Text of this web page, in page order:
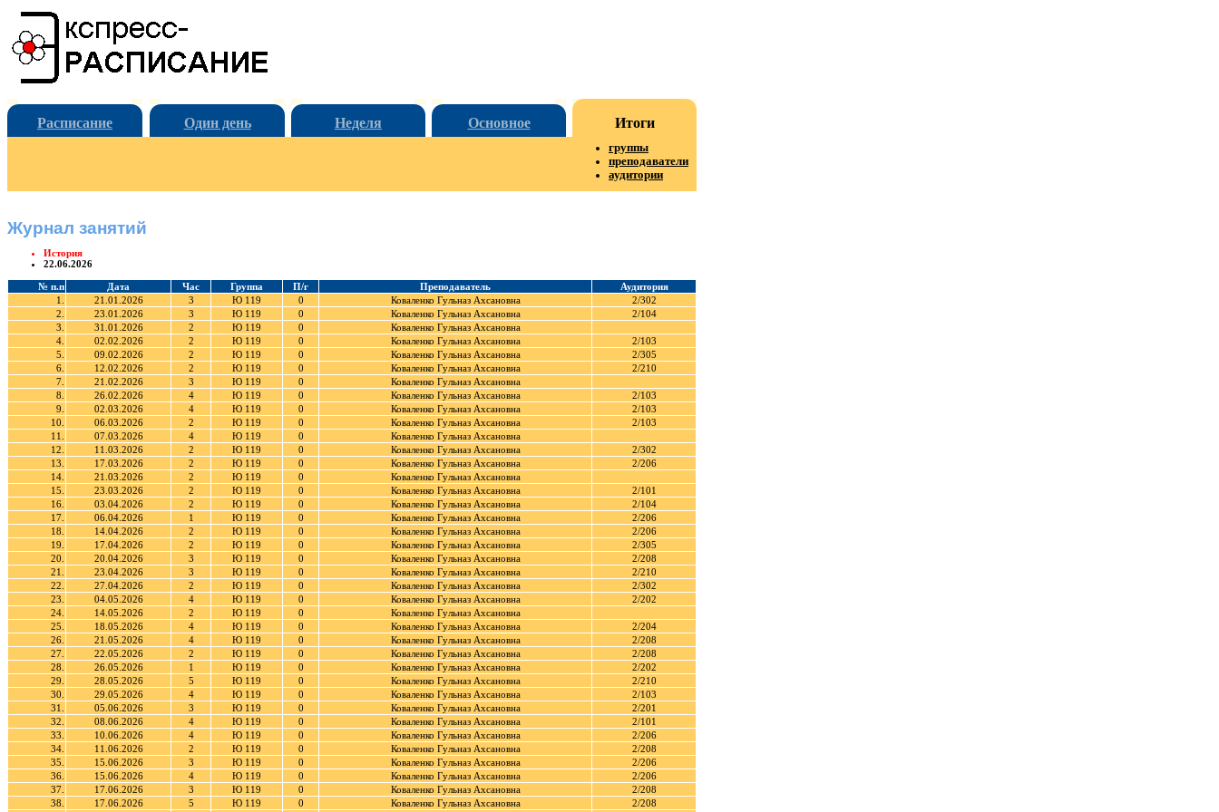
Расписание Один день Неделя Основное Итоги
группы
преподаватели
аудитории
Журнал занятий
История
22.06.2026
№ п.п Дата Час Группа П/г Преподаватель
Аудитория
1.
21.01.2026 3 Ю 119 0 Коваленко Гульназ Ахсановна
2/302
2.
23.01.2026 3 Ю 119 0 Коваленко Гульназ Ахсановна
2/104
3.
31.01.2026 2 Ю 119 0
Коваленко Гульназ Ахсановна
4.
02.02.2026 2 Ю 119 0 Коваленко Гульназ Ахсановна
2/103
5.
09.02.2026 2 Ю 119 0 Коваленко Гульназ Ахсановна
2/305
6.
12.02.2026 2 Ю 119 0 Коваленко Гульназ Ахсановна
2/210
7.
21.02.2026 3 Ю 119 0
Коваленко Гульназ Ахсановна
8.
26.02.2026 4 Ю 119 0 Коваленко Гульназ Ахсановна
2/103
9.
02.03.2026 4 Ю 119 0 Коваленко Гульназ Ахсановна
2/103
10.
06.03.2026 2 Ю 119 0 Коваленко Гульназ Ахсановна
2/103
11.
07.03.2026 4 Ю 119 0
Коваленко Гульназ Ахсановна
12.
11.03.2026 2 Ю 119 0 Коваленко Гульназ Ахсановна
2/302
13.
17.03.2026 2 Ю 119 0 Коваленко Гульназ Ахсановна
2/206
14.
21.03.2026 2 Ю 119 0
Коваленко Гульназ Ахсановна
15.
23.03.2026 2 Ю 119 0 Коваленко Гульназ Ахсановна
2/101
16.
03.04.2026 2 Ю 119 0 Коваленко Гульназ Ахсановна
2/104
17.
06.04.2026 1 Ю 119 0 Коваленко Гульназ Ахсановна
2/206
18.
14.04.2026 2 Ю 119 0 Коваленко Гульназ Ахсановна
2/206
19.
17.04.2026 2 Ю 119 0 Коваленко Гульназ Ахсановна
2/305
20.
20.04.2026 3 Ю 119 0 Коваленко Гульназ Ахсановна
2/208
21.
23.04.2026 3 Ю 119 0 Коваленко Гульназ Ахсановна
2/210
22.
27.04.2026 2 Ю 119 0 Коваленко Гульназ Ахсановна
2/302
23.
04.05.2026 4 Ю 119 0 Коваленко Гульназ Ахсановна
2/202
24.
14.05.2026 2 Ю 119 0
Коваленко Гульназ Ахсановна
25.
18.05.2026 4 Ю 119 0 Коваленко Гульназ Ахсановна
2/204
26.
21.05.2026 4 Ю 119 0 Коваленко Гульназ Ахсановна
2/208
27.
22.05.2026 2 Ю 119 0 Коваленко Гульназ Ахсановна
2/208
28.
26.05.2026 1 Ю 119 0 Коваленко Гульназ Ахсановна
2/202
29.
28.05.2026 5 Ю 119 0 Коваленко Гульназ Ахсановна
2/210
30.
29.05.2026 4 Ю 119 0 Коваленко Гульназ Ахсановна
2/103
31.
05.06.2026 3 Ю 119 0 Коваленко Гульназ Ахсановна
2/201
32.
08.06.2026 4 Ю 119 0 Коваленко Гульназ Ахсановна
2/101
33.
10.06.2026 4 Ю 119 0 Коваленко Гульназ Ахсановна
2/206
34.
11.06.2026 2 Ю 119 0 Коваленко Гульназ Ахсановна
2/208
35.
15.06.2026 3 Ю 119 0 Коваленко Гульназ Ахсановна
2/206
36.
15.06.2026 4 Ю 119 0 Коваленко Гульназ Ахсановна
2/206
37.
17.06.2026 3 Ю 119 0 Коваленко Гульназ Ахсановна
2/208
38.
17.06.2026 5 Ю 119 0 Коваленко Гульназ Ахсановна
2/208